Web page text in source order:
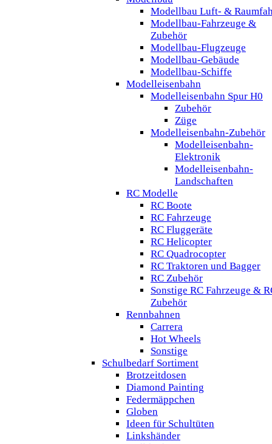
Modellbau Luft- &
Modellbau-Fahrzeuge &
Zubehör
Modellbau-Flugzeuge
Modellbau-Gebäude
Modellbau-Schiffe
Modelleisenbahn
Modelleisenbahn Spur H0
Zubehör
Züge
Modelleisenbahn-Zubehör
Modelleisenbahn-
Elektronik
Modelleisenbahn-
Landschaften
RC Modelle
RC Boote
RC Fahrzeuge
RC Fluggeräte
RC Helicopter
RC Quadrocopter
RC Traktoren und Bagger
RC Zubehör
Sonstige RC Fahrzeuge &
Zubehör
Rennbahnen
Carrera
Hot Wheels
Sonstige
Schulbedarf Sortiment
Brotzeitdosen
Diamond Painting
Federmäppchen
Globen
Ideen für Schultüten
Linkshänder